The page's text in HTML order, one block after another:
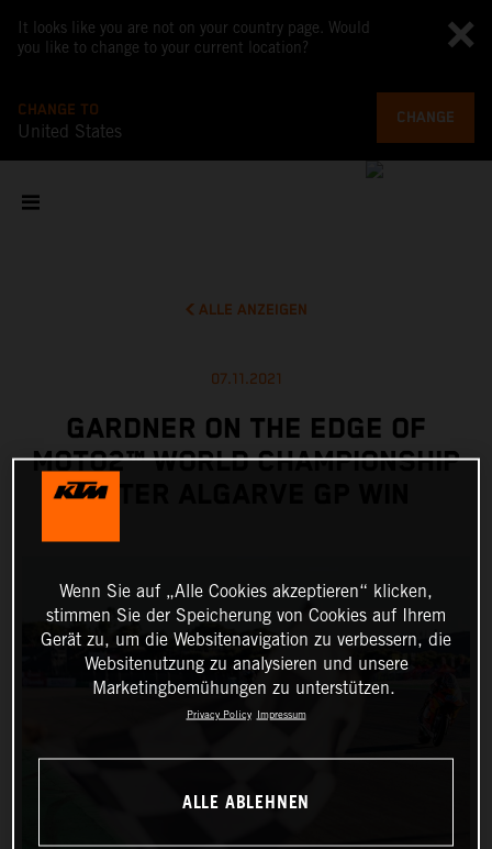
It looks like you are not on your country page. Would
you like to change to your current location?
CHANGE TO
United States
CHANGE
ALLE ANZEIGEN
07.11.2021
GARDNER ON THE EDGE OF
MOTO2™ WORLD CHAMPIONSHIP
AFTER ALGARVE GP WIN
Wenn Sie auf „Alle Cookies akzeptieren“ klicken,
stimmen Sie der Speicherung von Cookies auf Ihrem
Gerät zu, um die Websitenavigation zu verbessern, die
Websitenutzung zu analysieren und unsere
Marketingbemühungen zu unterstützen.
Privacy Policy Impressum
ALLE ABLEHNEN